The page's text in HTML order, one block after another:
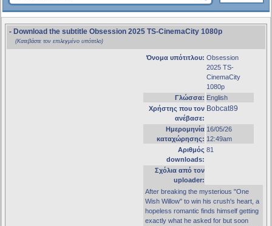
- Download the subtitle Obsession 2025 TS-CinemaCity 1080p
(Κατεβάστε τον επιλεγμένο υπότιτλο)
Όνομα υπότιτλου: Obsession
2025 TS-
CinemaCity
1080p
Γλώσσα: English
Χρήστης που τον
ανέβασε:
Bobcat89
Ημερομηνία
καταχώρησης:
16/05/26
12:49am
Αριθμός
downloads:
81
Σχόλια από τον
uploader:
After breaking the mysterious "One
Wish Willow" to win his crush's heart, a
hopeless romantic finds himself getting
exactly what he asked for but soon